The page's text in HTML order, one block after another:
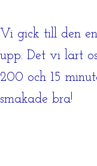
Vi gick till den
upp. Det vi lärt
200 och 15
smakade bra!